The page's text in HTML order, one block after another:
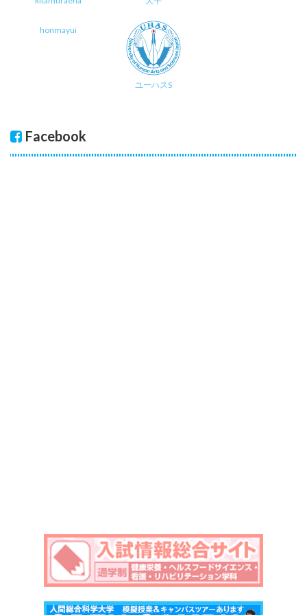
honmayui
ユーハスS
Facebook